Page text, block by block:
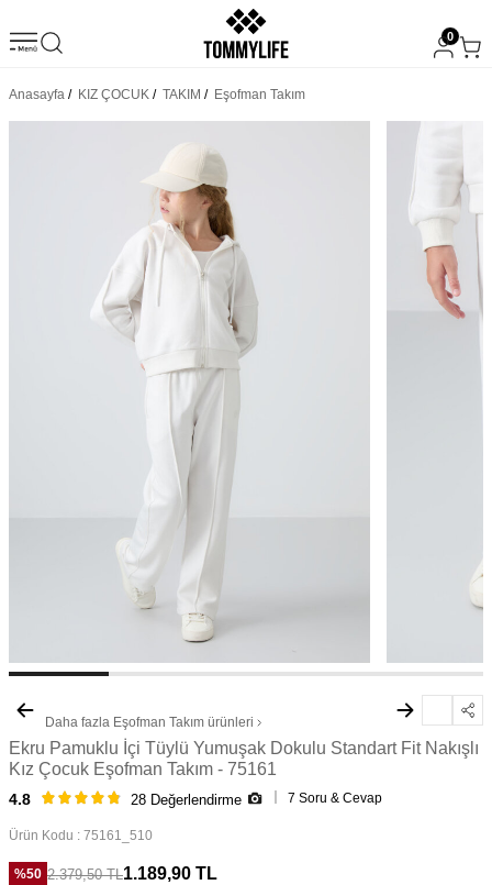
0
Anasayfa / KIZ ÇOCUK / TAKIM / Eşofman Takım
Daha fazla Eşofman Takım ürünleri
Ekru Pamuklu İçi Tüylü Yumuşak Dokulu Standart Fit Nakışlı
Kız Çocuk Eşofman Takım - 75161
4.8 28 Değerlendirme 7 Soru & Cevap
Ürün Kodu : 75161_510
%50 2.379,50TL1.189,90 TL